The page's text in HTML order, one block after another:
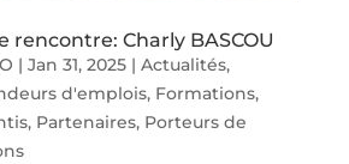
rencontre: Charly BASCOU
| Jan 31, 2025| Actualités,
d'emplois, Formations,
, Partenaires, Porteurs de